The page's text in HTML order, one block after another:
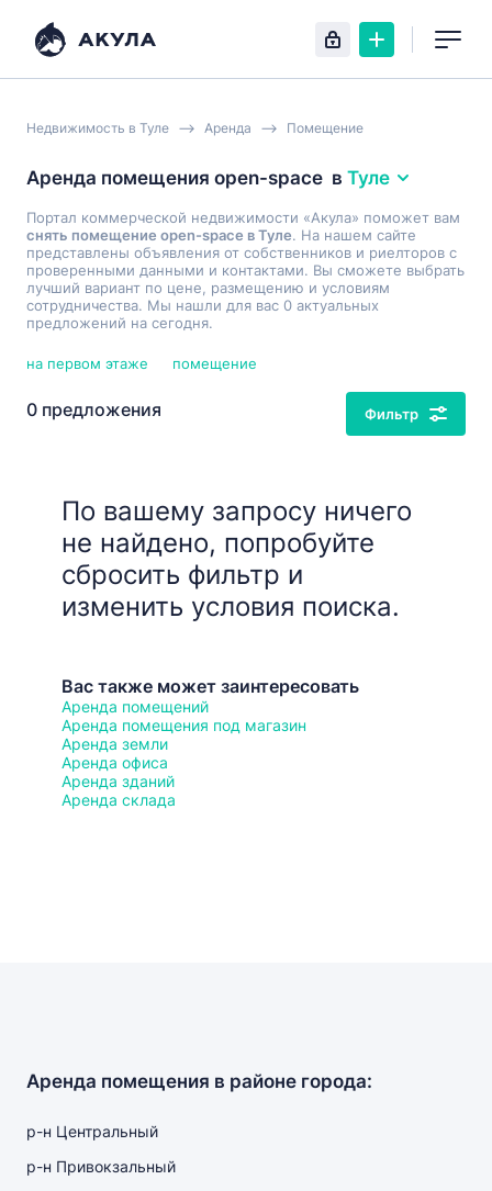
Недвижимость в Туле Аренда Помещение
Аренда помещения open-space в Туле
Портал коммерческой недвижимости «Акула» поможет вам
снять помещение open-space в Туле. На нашем сайте
представлены объявления от собственников и риелторов с
проверенными данными и контактами. Вы сможете выбрать
лучший вариант по цене, размещению и условиям
сотрудничества. Мы нашли для вас 0 актуальных
предложений на сегодня.
на первом этаже помещение
0 предложения Фильтр
По вашему запросу ничего
не найдено, попробуйте
сбросить фильтр и
изменить условия поиска.
Вас также может заинтересовать
Аренда помещений
Аренда помещения под магазин
Аренда земли
Аренда офиса
Аренда зданий
Аренда склада
Аренда помещения в районе города:
р-н Центральный
р-н Привокзальный